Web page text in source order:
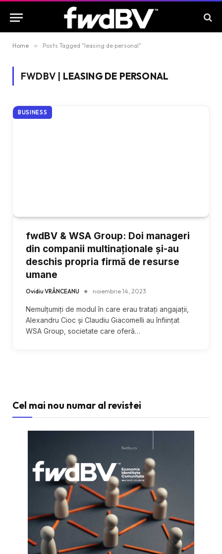
Home » Posts Tagged "leasing de personal"
FWDBV | LEASING DE PERSONAL
BUSINESS
fwdBV & WSA Group: Doi manageri
din companii multinaționale și-au
deschis propria firmă de resurse
umane
Ovidiu VRÂNCEANU noiembrie 14, 2023
Nemulțumiți de modul în care erau tratați angajații,
Alexandru Cioc și Claudiu Giacomelli au înființat
WSA Group, societate care oferă…
Cel mai nou numar al revistei